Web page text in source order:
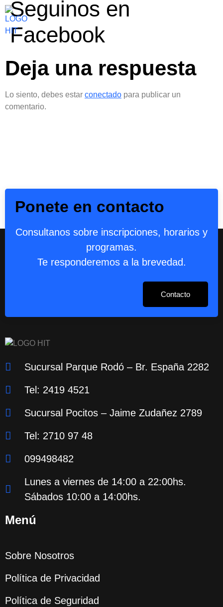
Seguinos en
Facebook
Deja una respuesta
Lo siento, debes estar conectado para publicar un
comentario.
Ponete en contacto
Consultanos sobre inscripciones, horarios y
programas.
Te responderemos a la brevedad.
Contacto
Sucursal Parque Rodó – Br. España 2282
Tel: 2419 4521
Sucursal Pocitos – Jaime Zudañez 2789
Tel: 2710 97 48
099498482
Lunes a viernes de 14:00 a 22:00hs.
Sábados 10:00 a 14:00hs.
Menú
Sobre Nosotros
Política de Privacidad
Política de Seguridad